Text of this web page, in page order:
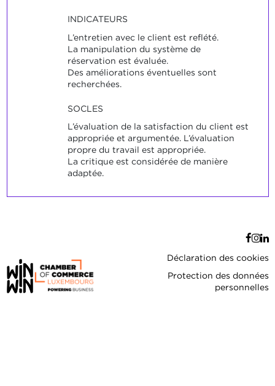
INDICATEURS
L’entretien avec le client est reflété.
La manipulation du système de
réservation est évaluée.
Des améliorations éventuelles sont
recherchées.
SOCLES
L’évaluation de la satisfaction du client est
appropriée et argumentée. L’évaluation
propre du travail est appropriée.
La critique est considérée de manière
adaptée.
Déclaration des cookies
Protection des données
personnelles